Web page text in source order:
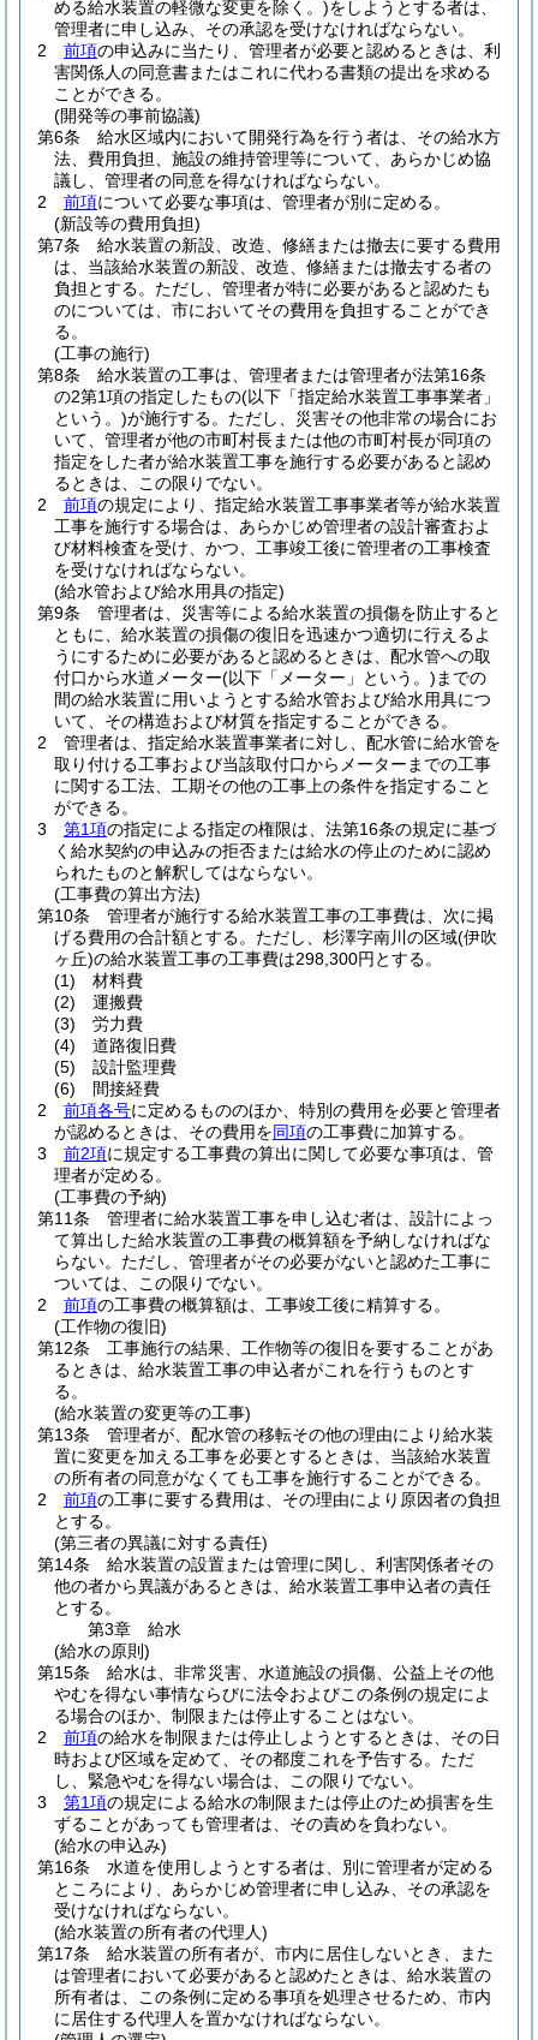
める給水装置の軽微な変更を除く。)をしようとする者は、
管理者に申し込み、その承認を受けなければならない。
2
前項の申込みに当たり、管理者が必要と認めるときは、利
害関係人の同意書またはこれに代わる書類の提出を求める
ことができる。
(開発等の事前協議)
第6条
給水区域内において開発行為を行う者は、その給水方
法、費用負担、施設の維持管理等について、あらかじめ協
議し、管理者の同意を得なければならない。
2
前項について必要な事項は、管理者が別に定める。
(新設等の費用負担)
第7条
給水装置の新設、改造、修繕または撤去に要する費用
は、当該給水装置の新設、改造、修繕または撤去する者の
負担とする。 ただし、管理者が特に必要があると認めたも
のについては、市においてその費用を負担することができ
る。
(工事の施行)
第8条
給水装置の工事は、管理者または管理者が法第16条
の2第1項の指定したもの(以下「指定給水装置工事事業者」
という。)が施行する。 ただし、災害その他非常の場合にお
いて、管理者が他の市町村長または他の市町村長が同項の
指定をした者が給水装置工事を施行する必要があると認め
るときは、この限りでない。
2
前項の規定により、指定給水装置工事事業者等が給水装置
工事を施行する場合は、あらかじめ管理者の設計審査およ
び材料検査を受け、かつ、工事竣工後に管理者の工事検査
を受けなければならない。
(給水管および給水用具の指定)
第9条
管理者は、災害等による給水装置の損傷を防止すると
ともに、給水装置の損傷の復旧を迅速かつ適切に行えるよ
うにするために必要があると認めるときは、配水管への取
付口から水道メーター(以下「メーター」という。) までの
間の給水装置に用いようとする給水管および給水用具につ
いて、その構造および材質を指定することができる。
2
管理者は、指定給水装置事業者に対し、配水管に給水管を
取り付ける工事および当該取付口からメーターまでの工事
に関する工法、工期その他の工事上の条件を指定すること
ができる。
3
第1項の指定による指定の権限は、法第16条の規定に基づ
く給水契約の申込みの拒否または給水の停止のために認め
られたものと解釈してはならない。
(工事費の算出方法)
第10条
管理者が施行する給水装置工事の工事費は、次に掲
げる費用の合計額とする。 ただし、杉澤字南川の区域(伊吹
ヶ丘)の給水装置工事の工事費は298,300円とする。
(1)
材料費
(2)
運搬費
(3)
労力費
(4)
道路復旧費
(5)
設計監理費
(6)
間接経費
2
前項各号に定めるもののほか、特別の費用を必要と管理者
が認めるときは、その費用を同項の工事費に加算する。
3
前2項に規定する工事費の算出に関して必要な事項は、管
理者が定める。
(工事費の予納)
第11条
管理者に給水装置工事を申し込む者は、設計によっ
て算出した給水装置の工事費の概算額を予納しなければな
らない。 ただし、管理者がその必要がないと認めた工事に
ついては、この限りでない。
2
前項の工事費の概算額は、工事竣工後に精算する。
(工作物の復旧)
第12条
工事施行の結果、工作物等の復旧を要することがあ
るときは、給水装置工事の申込者がこれを行うものとす
る。
(給水装置の変更等の工事)
第13条
管理者が、配水管の移転その他の理由により給水装
置に変更を加える工事を必要とするときは、当該給水装置
の所有者の同意がなくても工事を施行することができる。
2
前項の工事に要する費用は、その理由により原因者の負担
とする。
(第三者の異議に対する責任)
第14条
給水装置の設置または管理に関し、利害関係者その
他の者から異議があるときは、給水装置工事申込者の責任
とする。
第3章
給水
(給水の原則)
第15条
給水は、非常災害、水道施設の損傷、公益上その他
やむを得ない事情ならびに法令およびこの条例の規定によ
る場合のほか、制限または停止することはない。
2
前項の給水を制限または停止しようとするときは、その日
時および区域を定めて、その都度これを予告する。 ただ
し、緊急やむを得ない場合は、この限りでない。
3
第1項の規定による給水の制限または停止のため損害を生
ずることがあっても管理者は、その責めを負わない。
(給水の申込み)
第16条
水道を使用しようとする者は、別に管理者が定める
ところにより、あらかじめ管理者に申し込み、その承認を
受けなければならない。
(給水装置の所有者の代理人)
第17条
給水装置の所有者が、市内に居住しないとき、また
は管理者において必要があると認めたときは、給水装置の
所有者は、この条例に定める事項を処理させるため、市内
に居住する代理人を置かなければならない。